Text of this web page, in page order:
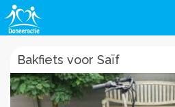
Bakfiets voor Saïf